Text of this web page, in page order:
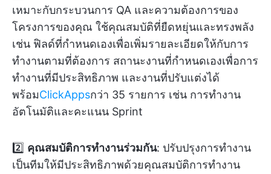
เหมาะกับกระบวนการ QA และความต้องการของ
โครงการของคุณ ใช้คุณสมบัติที่ยืดหยุ่นและทรงพลัง
เช่น ฟิลด์ที่กำหนดเองเพื่อเพิ่มรายละเอียดให้กับการ
ทำงานตามที่ต้องการ สถานะงานที่กำหนดเองเพื่อการ
ทำงานที่มีประสิทธิภาพ และงานที่ปรับแต่งได้
พร้อมClickAppsกว่า 35 รายการ เช่น การทำงาน
อัตโนมัติและคะแนน Sprint
2️⃣ คุณสมบัติการทำงานร่วมกัน: ปรับปรุงการทำงาน
เป็นทีมให้มีประสิทธิภาพด้วยคุณสมบัติการทำงาน